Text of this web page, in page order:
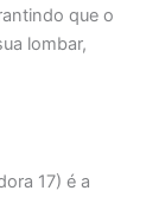
que o
lombar,
17) é a